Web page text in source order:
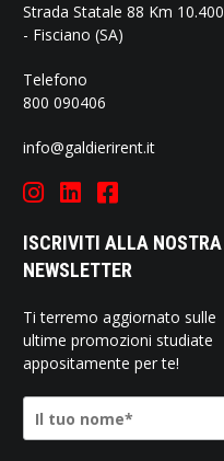
Strada Statale 88 Km 10.400
- Fisciano (SA)
Telefono
800 090406
info@galdierirent.it
ISCRIVITI ALLA NOSTRA
NEWSLETTER
Ti terremo aggiornato sulle
ultime promozioni studiate
appositamente per te!